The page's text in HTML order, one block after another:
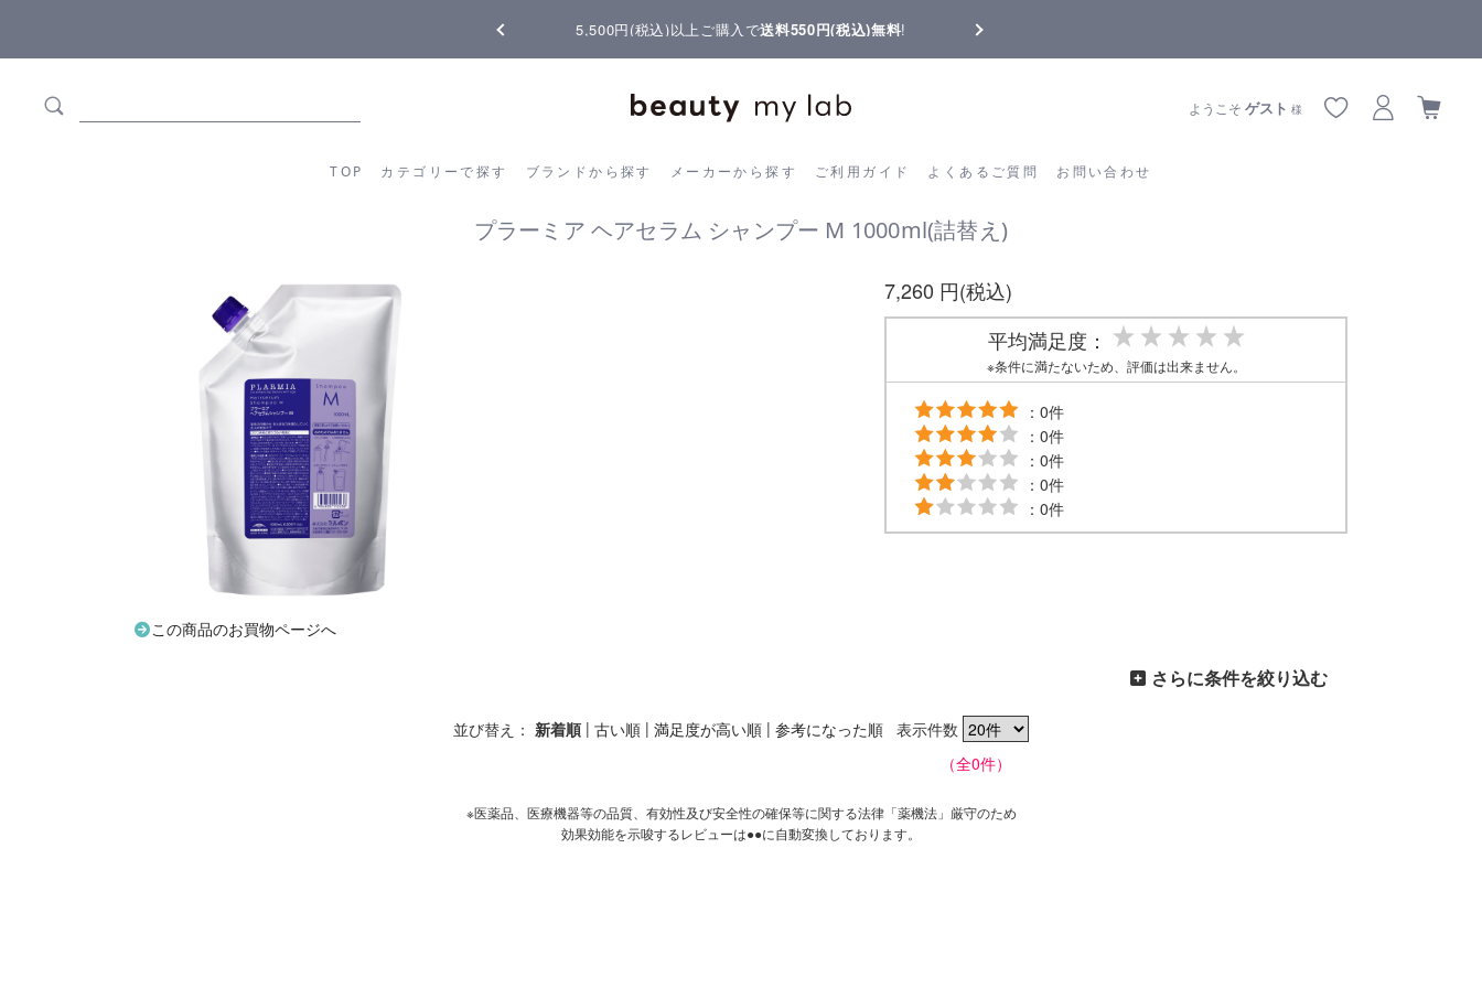
5,500円(税込)以上ご購入で送料550円(税込)無料!
TOP カテゴリーで探す ブランドから探す メーカーから探す ご利用ガイド よくあるご質問 お問い合わせ
ようこそゲスト 様
カテゴリーから探す ブランドから探す メーカーから探す ご利用ガイド よくあるご質問
プラーミア ヘアセラム シャンプー M 1000ml(詰替え)
この商品のお買物ページへ
7,260 円(税込)
平均満足度：
※条件に満たないため、評価は出来ません。
：0件
：0件
：0件
：0件
：0件
さらに条件を絞り込む
並び替え： 新着順 | 古い順 | 満足度が高い順 | 参考になった順 表示件数
（全0件）
※医薬品、医療機器等の品質、有効性及び安全性の確保等に関する法律「薬機法」厳守のため
効果効能を示唆するレビューは●●に自動変換しております。